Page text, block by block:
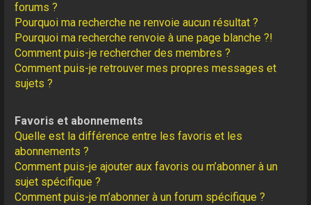
forums ?
Pourquoi ma recherche ne renvoie aucun résultat ?
Pourquoi ma recherche renvoie à une page blanche ?!
Comment puis-je rechercher des membres ?
Comment puis-je retrouver mes propres messages et
sujets ?
Favoris et abonnements
Quelle est la différence entre les favoris et les
abonnements ?
Comment puis-je ajouter aux favoris ou m’abonner à un
sujet spécifique ?
Comment puis-je m’abonner à un forum spécifique ?